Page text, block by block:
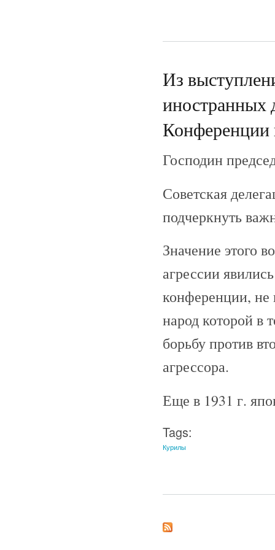
Из
Конференции
Господин
Советская
подчеркнуть
Значение этого
агрессии
конференции, не
народ которой в
борьбу против
агрессора.
Еще в 1931 г.
Tags:
Курилы